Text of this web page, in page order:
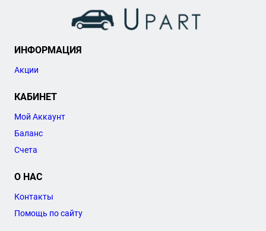
ИНФОРМАЦИЯ
Акции
КАБИНЕТ
Мой Аккаунт
Баланс
Счета
О НАС
Контакты
Помощь по сайту